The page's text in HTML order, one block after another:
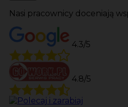
Nasi pracownicy doceniają
4.3/5
4.8/5